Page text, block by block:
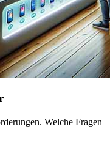
Welche Fragen